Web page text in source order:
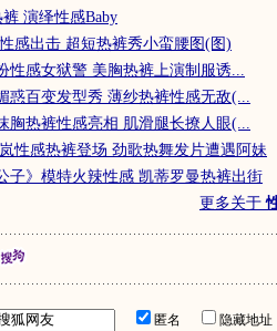
演绎性感Baby
感出击 超短热裤秀小蛮腰图(图)
性感女狱警 美胸热裤上演制服诱...
惑百变发型秀 薄纱热裤性感无敌(...
胸热裤性感亮相 肌滑腿长撩人眼(...
性感热裤登场 劲歌热舞发片遭遇阿妹
子》模特火辣性感 凯蒂罗曼热裤出街
更多关于
匿名 隐藏地